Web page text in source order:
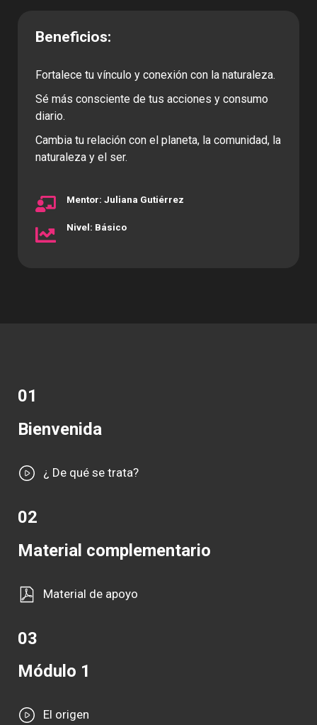
Beneficios:
Fortalece tu vínculo y conexión con la naturaleza.
Sé más consciente de tus acciones y consumo
diario.
Cambia tu relación con el planeta, la comunidad, la
naturaleza y el ser.
Mentor: Juliana Gutiérrez
Nivel: Básico
01
Bienvenida
¿ De qué se trata?
02
Material complementario
Material de apoyo
03
Módulo 1
El origen